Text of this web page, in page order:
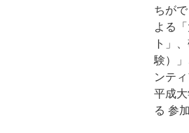
ちが
よる
ト」
験）
ンテ
平成
る 参